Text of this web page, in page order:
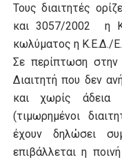
Τους διαιτητές
και 3057/2002 η
κωλύματος η Κ.Ε.Δ./
Σε περίπτωση στην
Διαιτητή που δεν
και χωρίς άδεια
(τιμωρημένοι
έχουν δηλώσει
επιβάλλεται η